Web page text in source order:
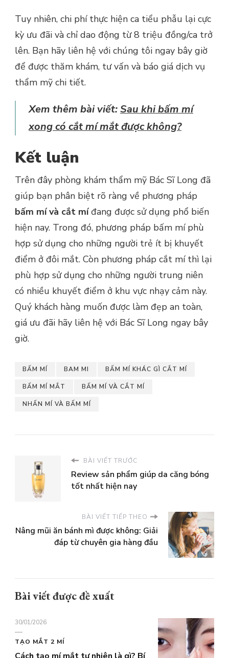
Tuy nhiên, chi phí thực hiện ca tiểu phẫu lại cực
kỳ ưu đãi và chỉ dao động từ 8 triệu đồng/ca trở
lên. Bạn hãy liên hệ với chúng tôi ngay bây giờ
để được thăm khám, tư vấn và báo giá dịch vụ
thẩm mỹ chi tiết.
Xem thêm bài viết:Sau khi bấm mí
xong có cắt mí mắt được không?
Kết luận
Trên đây phòng khám thẩm mỹ Bác Sĩ Long đã
giúp bạn phân biệt rõ ràng về phương pháp
bấm mí và cắt míđang được sử dụng phổ biến
hiện nay. Trong đó, phương pháp bấm mí phù
hợp sử dụng cho những người trẻ ít bị khuyết
điểm ở đôi mắt. Còn phương pháp cắt mí thì lại
phù hợp sử dụng cho những người trung niên
có nhiều khuyết điểm ở khu vực nhạy cảm này.
Quý khách hàng muốn được làm đẹp an toàn,
giá ưu đãi hãy liên hệ với Bác Sĩ Long ngay bây
giờ.
BẤM MÍ BAM MI BẤM MÍ KHÁC GÌ CẮT MÍ
BẤM MÍ MẮT BẤM MÍ VÀ CẮT MÍ
NHẤN MÍ VÀ BẤM MÍ
BÀI VIẾT TRƯỚC
Review sản phẩm giúp da căng bóng
tốt nhất hiện nay
BÀI VIẾT TIẾP THEO
Nâng mũi ăn bánh mì được không: Giải
đáp từ chuyên gia hàng đầu
Bài viết được đề xuất
30/01/2026
TẠO MẮT 2 MÍ